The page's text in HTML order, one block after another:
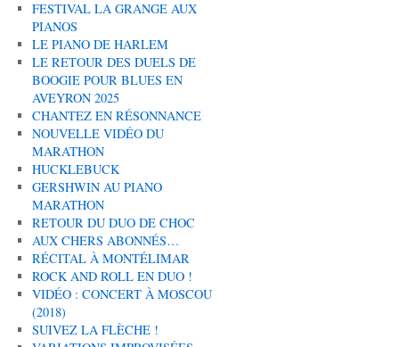
FESTIVAL LA GRANGE AUX
PIANOS
LE PIANO DE HARLEM
LE RETOUR DES DUELS DE
BOOGIE POUR BLUES EN
AVEYRON 2025
CHANTEZ EN RÉSONNANCE
NOUVELLE VIDÉO DU
MARATHON
HUCKLEBUCK
GERSHWIN AU PIANO
MARATHON
RETOUR DU DUO DE CHOC
AUX CHERS ABONNÉS…
RÉCITAL À MONTÉLIMAR
ROCK AND ROLL EN DUO !
VIDÉO : CONCERT À MOSCOU
(2018)
SUIVEZ LA FLÈCHE !